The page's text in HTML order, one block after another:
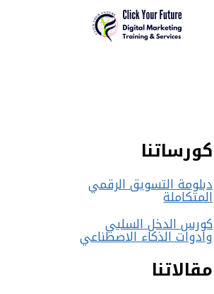
كورساتنا
دبلومة التسويق الرقمي
المتكاملة
كورس الدخل السلبي
وادوات الذكاء الاصطناعي
مقالاتنا